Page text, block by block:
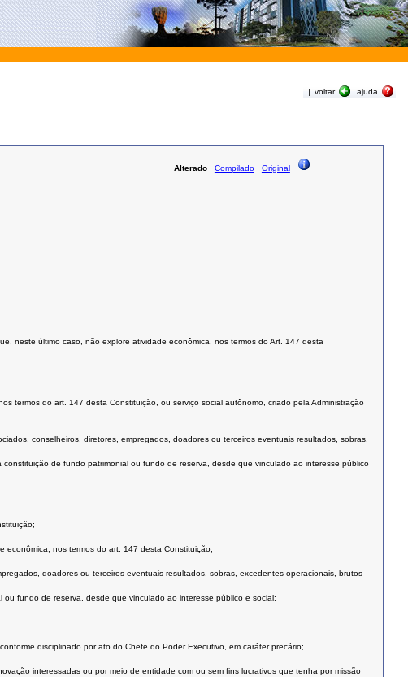
| voltar ajuda
Alterado Compilado Original
neste último caso, não explore atividade econômica, nos termos do Art. 147 desta
termos do art. 147 desta Constituição, ou serviço social autônomo, criado pela Administração
conselheiros, diretores, empregados, doadores ou terceiros eventuais resultados, sobras,
de fundo patrimonial ou fundo de reserva, desde que vinculado ao interesse público
econômica, nos termos do art. 147 desta Constituição;
doadores ou terceiros eventuais resultados, sobras, excedentes operacionais, brutos
fundo de reserva, desde que vinculado ao interesse público e social;
disciplinado por ato do Chefe do Poder Executivo, em caráter precário;
interessadas ou por meio de entidade com ou sem fins lucrativos que tenha por missão